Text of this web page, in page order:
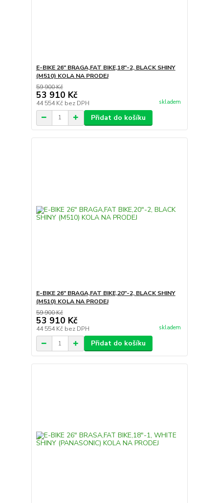
E-BIKE 26" BRAGA,FAT BIKE,18"-2, BLACK SHINY
(M510) KOLA NA PRODEJ
59 900 Kč
53 910 Kč
44 554 Kč bez DPH skladem
Přidat do košíku
E-BIKE 26" BRAGA,FAT BIKE,20"-2, BLACK SHINY
(M510) KOLA NA PRODEJ
59 900 Kč
53 910 Kč
44 554 Kč bez DPH skladem
Přidat do košíku